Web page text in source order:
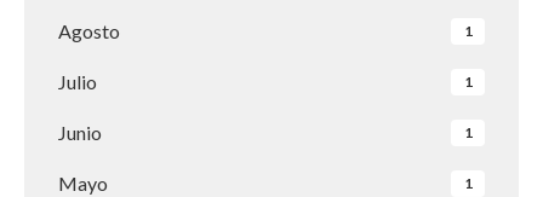
Agosto 1
Julio 1
Junio 1
Mayo 1